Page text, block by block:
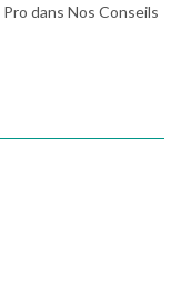
dans Nos Conseils